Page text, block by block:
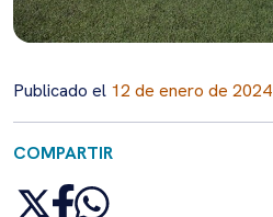
Publicado el 12 de enero de 2024
COMPARTIR